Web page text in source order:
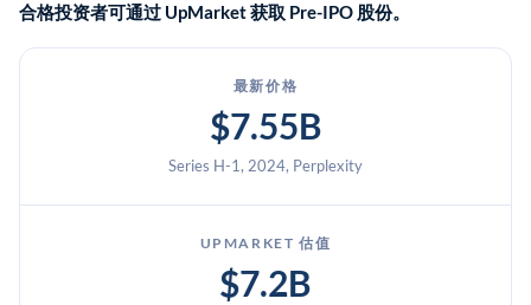
合格投资者可通过 UpMarket 获取 Pre-IPO 股份。
最新价格
$7.55B
Series H-1, 2024, Perplexity
UPMARKET 估值
$7.2B